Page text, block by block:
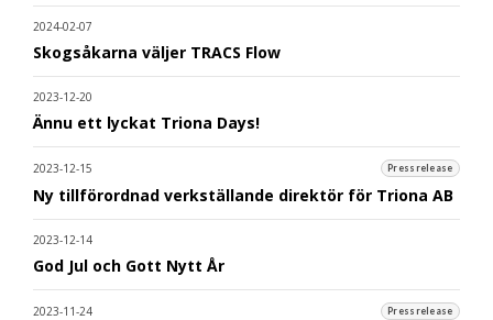
2024-02-07
Skogsåkarna väljer TRACS Flow
2023-12-20
Ännu ett lyckat Triona Days!
2023-12-15 Pressrelease
Ny tillförordnad verkställande direktör för Triona AB
2023-12-14
God Jul och Gott Nytt År
2023-11-24 Pressrelease